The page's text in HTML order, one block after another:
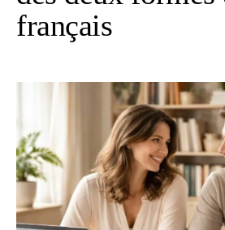
français